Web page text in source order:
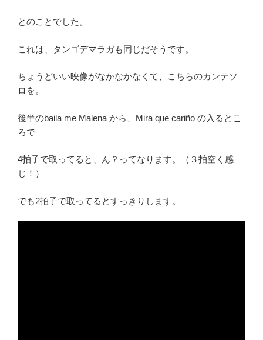
とのことでした。
これは、タンゴデマラガも同じだそうです。
ちょうどいい映像がなかなかなくて、こちらのカンテソ
ロを。
後半のbaila me Malena から、Mira que cariño の入るとこ
ろで
4拍子で取ってると、ん？ってなります。（３拍空く感
じ！）
でも2拍子で取ってるとすっきりします。